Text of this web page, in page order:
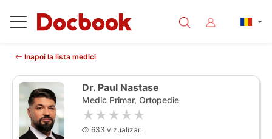
Inapoi la lista medici
Dr. Paul Nastase
Medic Primar, Ortopedie
★★★★★
633 vizualizari